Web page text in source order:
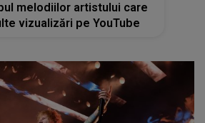
melodiilor artistului care
vizualizări pe YouTube